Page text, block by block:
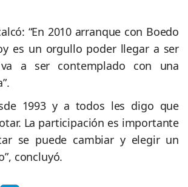
“En 2010 arranque con Boedo
es un orgullo poder llegar a ser
a ser contemplado con una
1993 y a todos les digo que
La participación es importante
se puede cambiar y elegir un
concluyó.